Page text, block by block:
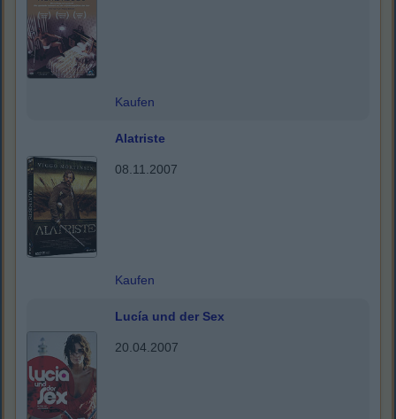
Kaufen
Alatriste
08.11.2007
Kaufen
Lucía und der Sex
20.04.2007